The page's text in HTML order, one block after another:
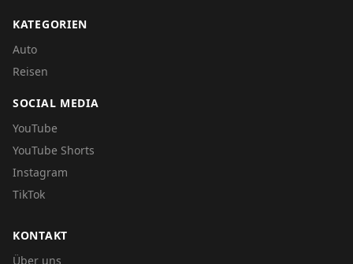
KATEGORIEN
Auto
Reisen
SOCIAL MEDIA
YouTube
YouTube Shorts
Instagram
TikTok
KONTAKT
Über uns